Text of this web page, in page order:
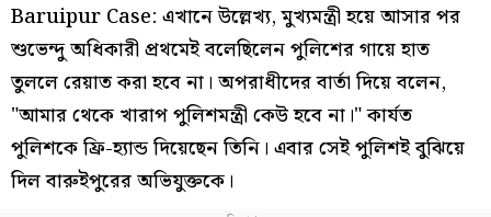
Baruipur Case: এখানে উল্লেখ্য, মুখ্যমন্ত্রী হয়ে আসার পর
শুভেন্দু অধিকারী প্রথমেই বলেছিলেন পুলিশের গায়ে হাত
তুললে রেয়াত করা হবে না। অপরাধীদের বার্তা দিয়ে বলেন,
"আমার থেকে খারাপ পুলিশমন্ত্রী কেউ হবে না।" কার্যত
পুলিশকে ফ্রি-হ্যান্ড দিয়েছেন তিনি। এবার সেই পুলিশই বুঝিয়ে
দিল বারুইপুরের অভিযুক্তকে।